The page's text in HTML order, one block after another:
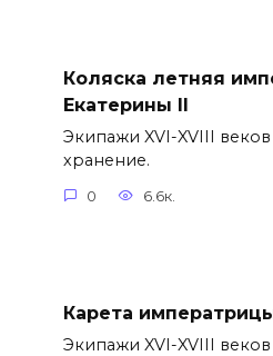
Коляска летняя
Екатерины II
Экипажи XVI-XVIII
хранение.
0 6.6к.
Карета
Экипажи XVI-XVIII